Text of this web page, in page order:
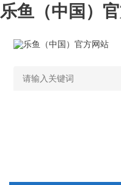
乐鱼（中国）